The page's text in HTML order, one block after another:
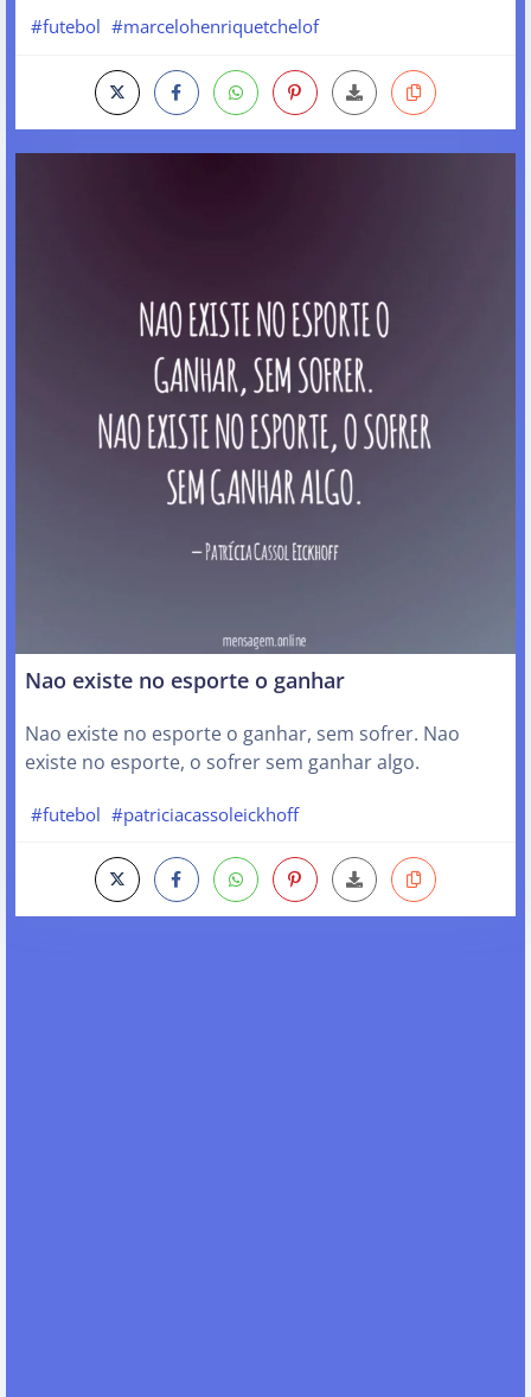
#futebol #marcelohenriquetchelof
Nao existe no esporte o ganhar
Nao existe no esporte o ganhar, sem sofrer. Nao
existe no esporte, o sofrer sem ganhar algo.
#futebol #patriciacassoleickhoff